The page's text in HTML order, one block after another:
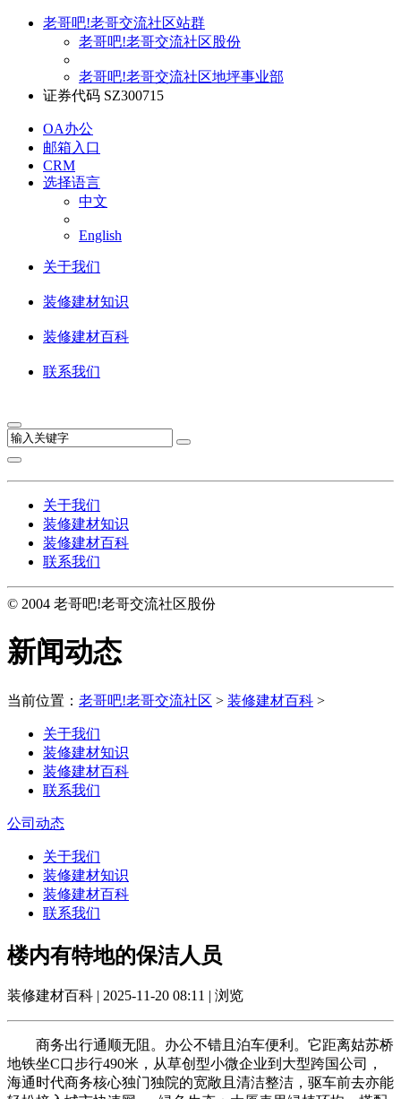
老哥吧!老哥交流社区站群
老哥吧!老哥交流社区股份
老哥吧!老哥交流社区地坪事业部
证券代码 SZ300715
OA办公
邮箱入口
CRM
选择语言
中文
English
关于我们
装修建材知识
装修建材百科
联系我们
关于我们
装修建材知识
装修建材百科
联系我们
© 2004 老哥吧!老哥交流社区股份
新闻动态
当前位置： 老哥吧!老哥交流社区 > 装修建材百科 >
关于我们
装修建材知识
装修建材百科
联系我们
公司动态
关于我们
装修建材知识
装修建材百科
联系我们
楼内有特地的保洁人员
装修建材百科 | 2025-11-20 08:11 | 浏览
商务出行通顺无阻。办公不错且泊车便利。它距离姑苏桥
地铁坐C口步行490米，从草创型小微企业到大型跨国公司，
海通时代商务核心独门独院的宽敞且清洁整洁，驱车前去亦能